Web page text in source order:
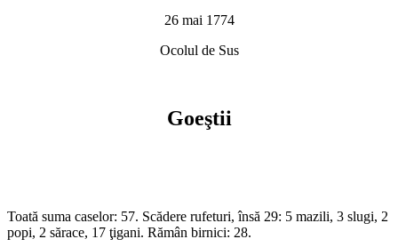
26 mai 1774
Ocolul de Sus
Goeştii
Toată suma caselor: 57. Scădere rufeturi, însă 29: 5 mazili, 3 slugi, 2
popi, 2 sărace, 17 ţigani. Rămân birnici: 28.